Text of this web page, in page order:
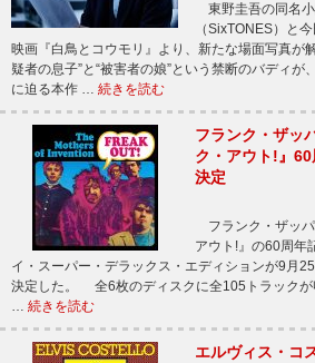
東野圭吾の同名
（SixTONES）と
映画『白鳥とコウモリ』より、新たな場面写真
疑者の息子”と“被害者の娘”という禁断のバディが
に迫る本作 … 続きを読む
フランク・ザッ
ク・アウト!』
決定
フランク・ザッパ
アウト!』の60周年
イ・スーパー・デラックス・エディションが9月
決定した。 全6枚のディスクに全105トラックが
… 続きを読む
エルヴィス・コ